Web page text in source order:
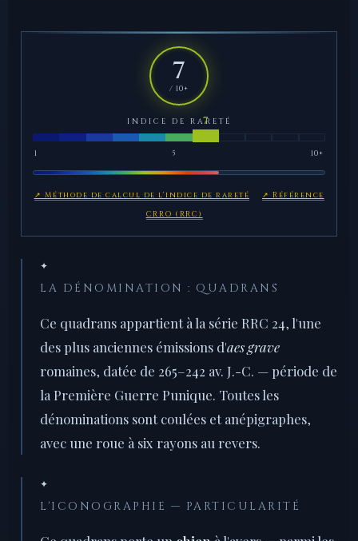
7
/ 10+
INDICE DE RARETÉ
1 5 10+
↗ Méthode de calcul de l'indice de rareté
↗ Référence
CRRO (RRC)
✦
LA DÉNOMINATION : QUADRANS
Ce quadrans appartient à la série RRC 24, l'une
des plus anciennes émissions d'aes grave
romaines, datée de 265–242 av. J.-C. — période de
la Première Guerre Punique. Toutes les
dénominations sont coulées et anépigraphes,
avec une roue à six rayons au revers.
✦
L'ICONOGRAPHIE — PARTICULARITÉ